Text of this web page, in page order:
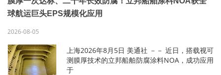
耕，基金会不断汇聚医学…
球航运巨头EPS规模化应用
2026-08-05
上海2026年8月5日 美通社 －－ 近日，搭载视可
测膜厚技术的立邦船舶防腐涂料NOA，成功应用
于